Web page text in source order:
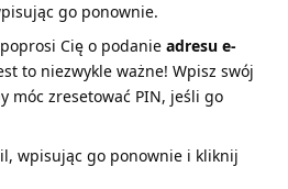
go ponownie.
Cię o podanie adresu e-
to niezwykle ważne! Wpisz swój
móc zresetować PIN, jeśli go
wpisując go ponownie i kliknij